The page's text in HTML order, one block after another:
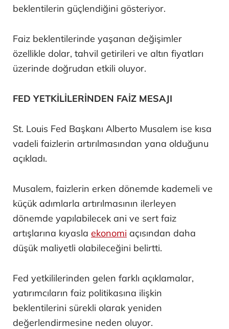
beklentilerin güçlendiğini gösteriyor.
Faiz beklentilerinde yaşanan değişimler
özellikle dolar, tahvil getirileri ve altın fiyatları
üzerinde doğrudan etkili oluyor.
FED YETKİLİLERİNDEN FAİZ MESAJI
St. Louis Fed Başkanı Alberto Musalem ise kısa
vadeli faizlerin artırılmasından yana olduğunu
açıkladı.
Musalem, faizlerin erken dönemde kademeli ve
küçük adımlarla artırılmasının ilerleyen
dönemde yapılabilecek ani ve sert faiz
artışlarına kıyasla ekonomi açısından daha
düşük maliyetli olabileceğini belirtti.
Fed yetkililerinden gelen farklı açıklamalar,
yatırımcıların faiz politikasına ilişkin
beklentilerini sürekli olarak yeniden
değerlendirmesine neden oluyor.